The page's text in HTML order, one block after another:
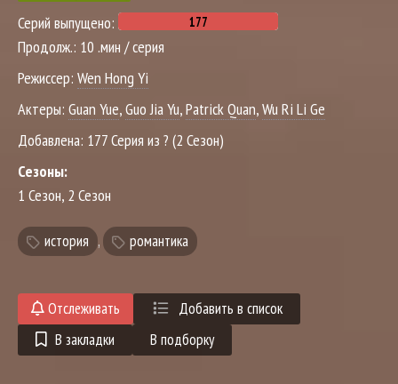
Серий выпущено:
Продолж.: 10 .мин / серия
Режиссер: Wen Hong Yi
Актеры: Guan Yue,Guo Jia Yu,Patrick Quan,Wu Ri Li Ge
Добавлена: 177 Серия из ? (2 Сезон)
Сезоны:
1 Сезон, 2 Сезон
история , романтика
Отслеживать
Добавить в список
В закладки
В подборку